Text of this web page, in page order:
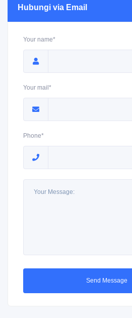
Hubungi via Email
Your name*
Your mail*
Phone*
Send Message